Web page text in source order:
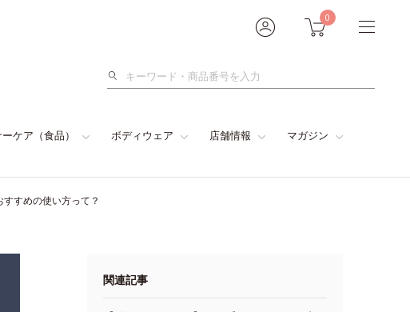
0
検
ケア（食品） ボディウェア 店舗情報 マガジン
すめの使い方って？
関連記事